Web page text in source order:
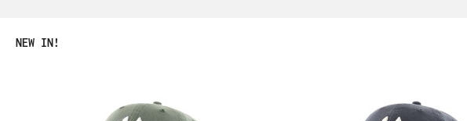
Produktgalerie überspringen
NEW IN!